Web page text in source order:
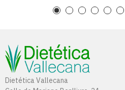
Dietética Vallecana